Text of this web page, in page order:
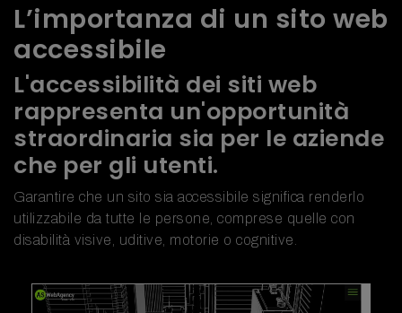
L’importanza di un sito web
accessibile
L'accessibilità dei siti web
rappresenta un'opportunità
straordinaria sia per le aziende
che per gli utenti.
Garantire che un sito sia accessibile significa renderlo
utilizzabile da tutte le persone, comprese quelle con
disabilità visive, uditive, motorie o cognitive.